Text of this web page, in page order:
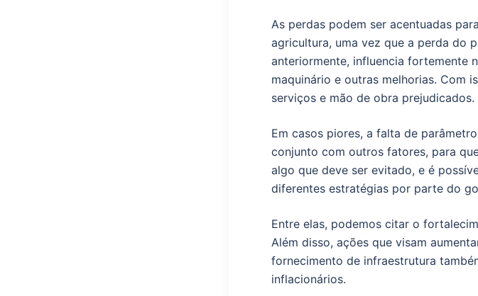
As perdas podem ser acentuadas
agricultura, uma vez que a perda do
anteriormente, influencia fortemente
maquinário e outras melhorias. Com
serviços e mão de obra prejudicados.
Em casos piores, a falta de
conjunto com outros fatores, para
algo que deve ser evitado, e é
diferentes estratégias por parte do
Entre elas, podemos citar o
Além disso, ações que visam
fornecimento de infraestrutura
inflacionários.